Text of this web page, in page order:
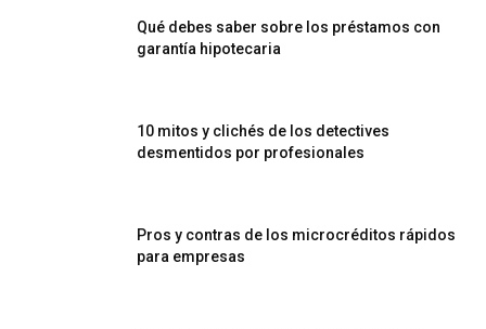
Qué debes saber sobre los préstamos con
garantía hipotecaria
10 mitos y clichés de los detectives
desmentidos por profesionales
Pros y contras de los microcréditos rápidos
para empresas